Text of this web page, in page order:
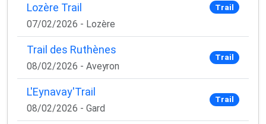
Lozère Trail
07/02/2026 - Lozère
Trail
Trail des Ruthènes
08/02/2026 - Aveyron
Trail
L'Eynavay'Trail
08/02/2026 - Gard
Trail